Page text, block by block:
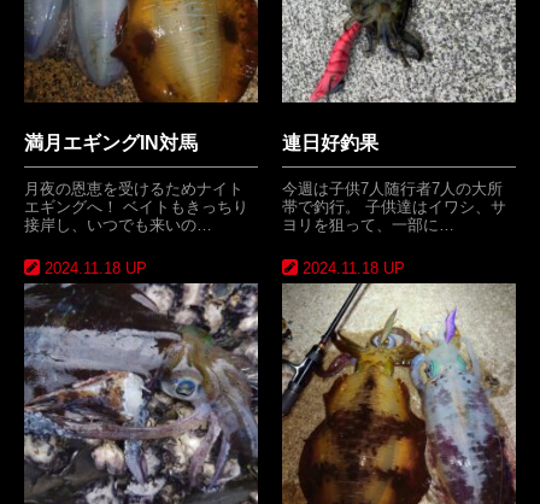
満月エギングIN対馬
月夜の恩恵を受けるためナイト
エギングへ！ ベイトもきっちり
接岸し、いつでも来いの…
連日好釣果
今週は子供7人随行者7人の大所
帯で釣行。 子供達はイワシ、サ
ヨリを狙って、一部に…
2024.11.18 UP 2024.11.18 UP